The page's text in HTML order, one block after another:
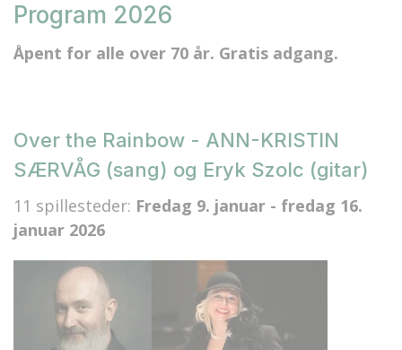
Program 2026
Åpent for alle over 70 år. Gratis adgang.
Over the Rainbow - ANN-KRISTIN
SÆRVÅG (sang) og Eryk Szolc (gitar)
11 spillesteder: Fredag 9. januar - fredag 16.
januar 2026